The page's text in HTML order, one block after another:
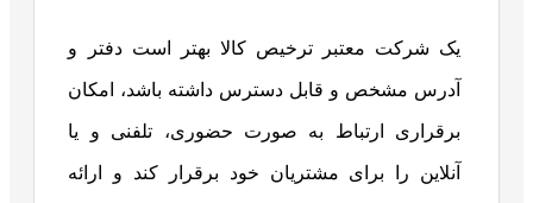
یک شرکت معتبر ترخیص کالا بهتر است دفتر و
آدرس مشخص و قابل دسترس داشته باشد، امکان
برقراری ارتباط به صورت حضوری، تلفنی و یا
آنلاین را برای مشتریان خود برقرار کند و ارائه